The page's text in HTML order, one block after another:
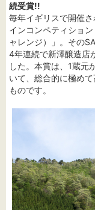
続受賞!!
毎年イギリスで開催
インコンペティショ
ャレンジ）」。その
4年連続で新澤醸造店
した。本賞は、1蔵元
いて、総合的に極め
ものです。